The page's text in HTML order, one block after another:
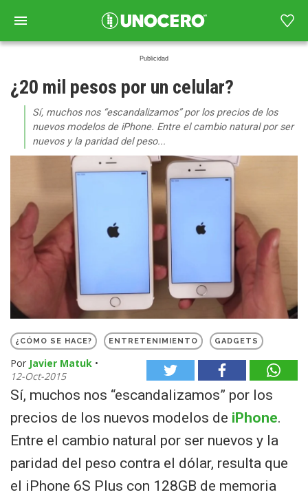
¿20 mil pesos por un celular?
Sí, muchos nos “escandalizamos” por los precios de los
nuevos modelos de iPhone. Entre el cambio natural por ser
nuevos y la paridad del peso...
¿CÓMO SE HACE? ENTRETENIMIENTO GADGETS
Por Javier Matuk •
12-Oct-2015
Sí, muchos nos “escandalizamos” por los
precios de los nuevos modelos de iPhone.
Entre el cambio natural por ser nuevos y la
paridad del peso contra el dólar, resulta que
el iPhone 6S Plus con 128GB de memoria